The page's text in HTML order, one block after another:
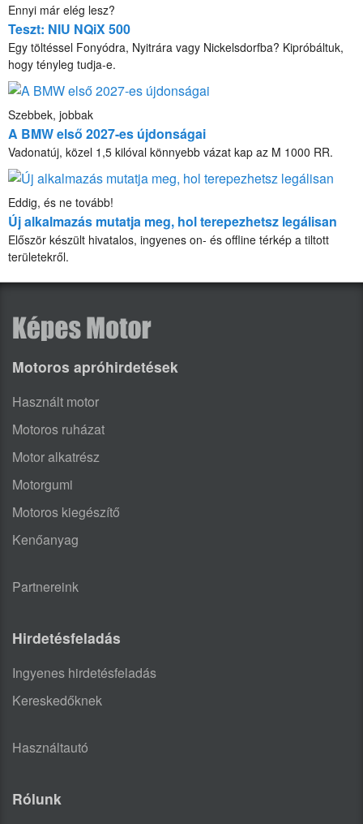
Ennyi már elég lesz?
Teszt: NIU NQiX 500
Egy töltéssel Fonyódra, Nyitrára vagy Nickelsdorfba? Kipróbáltuk,
hogy tényleg tudja-e.
Szebbek, jobbak
A BMW első 2027-es újdonságai
Vadonatúj, közel 1,5 kilóval könnyebb vázat kap az M 1000 RR.
Eddig, és ne tovább!
Új alkalmazás mutatja meg, hol terepezhetsz legálisan
Először készült hivatalos, ingyenes on- és offline térkép a tiltott
területekről.
Motoros apróhirdetések
Használt motor
Motoros ruházat
Motor alkatrész
Motorgumi
Motoros kiegészítő
Kenőanyag
Partnereink
Hirdetésfeladás
Ingyenes hirdetésfeladás
Kereskedőknek
Használtautó
Rólunk